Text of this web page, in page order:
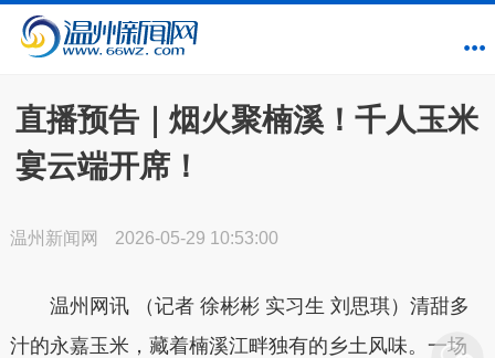
直播预告｜烟火聚楠溪！千人玉米
宴云端开席！
温州新闻网 2026-05-29 10:53:00
温州网讯 （记者 徐彬彬 实习生 刘思琪）清甜多
汁的永嘉玉米，藏着楠溪江畔独有的乡土风味。一场